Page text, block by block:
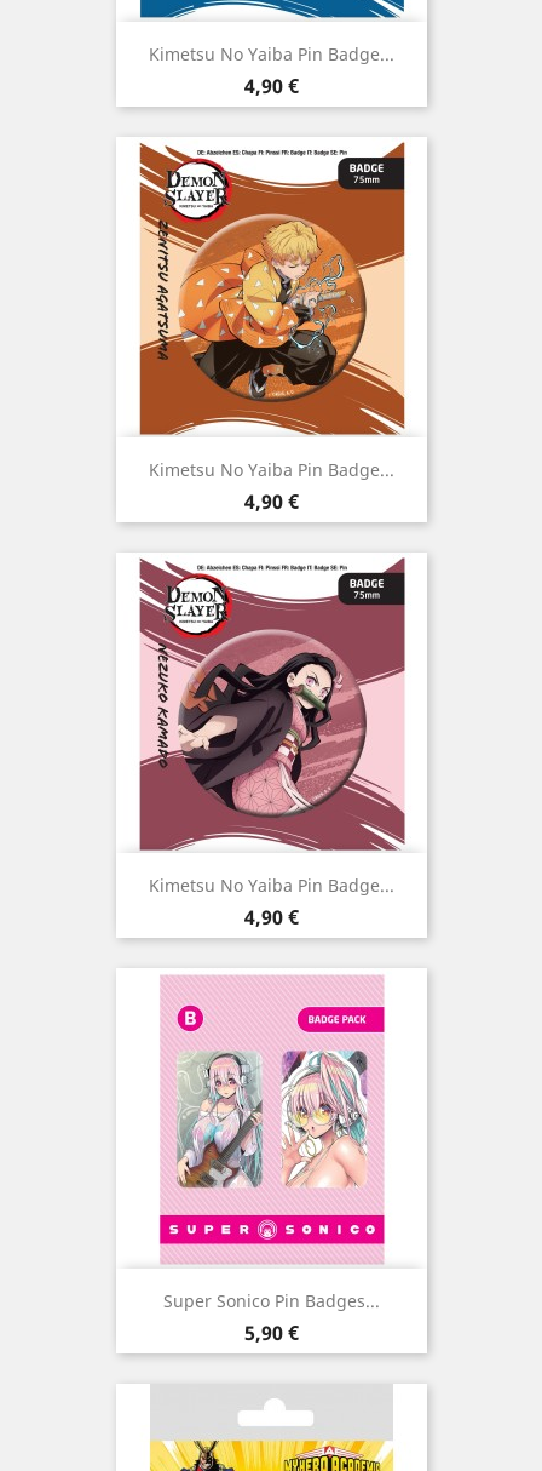
Kimetsu No Yaiba Pin Badge...
Preço
4,90 €
Kimetsu No Yaiba Pin Badge...
Preço
4,90 €
Kimetsu No Yaiba Pin Badge...
Preço
4,90 €
Super Sonico Pin Badges...
Preço
5,90 €